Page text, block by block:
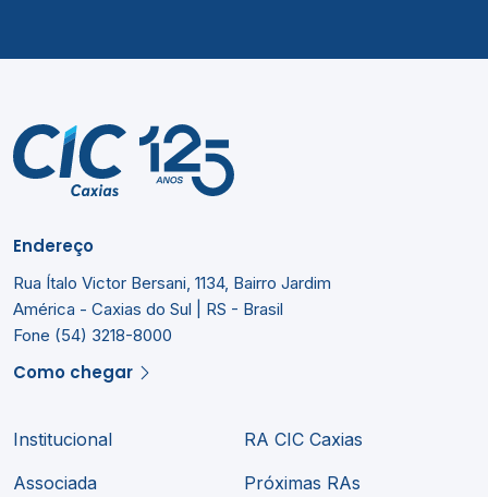
Endereço
Rua Ítalo Victor Bersani, 1134, Bairro Jardim
América - Caxias do Sul | RS - Brasil
Fone (54) 3218-8000
Como chegar
Institucional
Associada
RA CIC Caxias
Próximas RAs